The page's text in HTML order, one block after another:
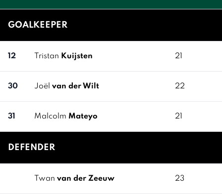
GOALKEEPER
12 Tristan Kuijsten 21
30 Joël van der Wilt 22
31 Malcolm Mateyo 21
DEFENDER
Twan van der Zeeuw 23